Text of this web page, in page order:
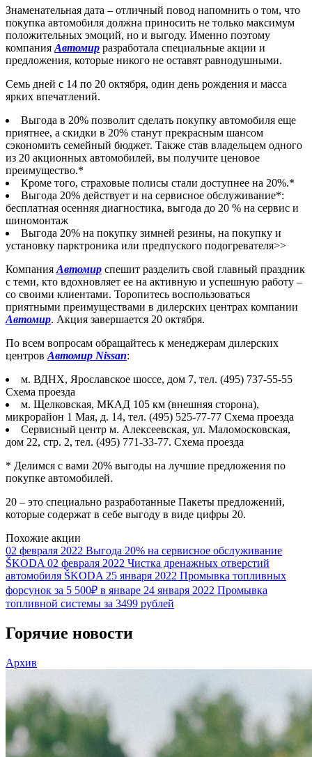
Знаменательная дата – отличный повод напомнить о том, что
покупка автомобиля должна приносить не только максимум
положительных эмоций, но и выгоду. Именно поэтому
компания Автомир разработала специальные акции и
предложения, которые никого не оставят равнодушными.
Семь дней с 14 по 20 октября, один день рождения и масса
ярких впечатлений.
Выгода в 20% позволит сделать покупку автомобиля еще
приятнее, а скидки в 20% станут прекрасным шансом
сэкономить семейный бюджет. Также став владельцем одного
из 20 акционных автомобилей, вы получите ценовое
преимущество.*
Кроме того, страховые полисы стали доступнее на 20%.*
Выгода 20% действует и на сервисное обслуживание*:
бесплатная осенняя диагностика, выгода до 20 % на сервис и
шиномонтаж
Выгода 20% на покупку зимней резины, на покупку и
установку парктроника или предпуского подогревателя>>
Компания Автомир спешит разделить свой главный праздник
с теми, кто вдохновляет ее на активную и успешную работу –
со своими клиентами. Торопитесь воспользоваться
приятными преимуществами в дилерских центрах компании
Автомир. Акция завершается 20 октября.
По всем вопросам обращайтесь к менеджерам дилерских
центров Автомир Nissan:
м. ВДНХ, Ярославское шоссе, дом 7, тел. (495) 737-55-55
Схема проезда
м. Щелковская, МКАД 105 км (внешняя сторона),
микрорайон 1 Мая, д. 14, тел. (495) 525-77-77 Схема проезда
Сервисный центр м. Алексеевская, ул. Маломосковская,
дом 22, стр. 2, тел. (495) 771-33-77. Схема проезда
* Делимся с вами 20% выгоды на лучшие предложения по
покупке автомобилей.
20 – это специально разработанные Пакеты предложений,
которые содержат в себе выгоду в виде цифры 20.
Похожие акции
02 февраля 2022 Выгода 20% на сервисное обслуживание
ŠKODA 02 февраля 2022 Чистка дренажных отверстий
автомобиля ŠKODA 25 января 2022 Промывка топливных
форсунок за 5 500₽ в январе 24 января 2022 Промывка
топливной системы за 3499 рублей
Горячие новости
Архив